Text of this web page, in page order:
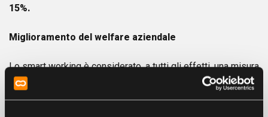
15%.
Miglioramento del welfare aziendale
Lo smart working è considerato, a tutti gli effetti, una misura
di welfare. Concedere questa modalità di lavoro agile ai
propri dipendenti è un buon modo per migliorare il welfare